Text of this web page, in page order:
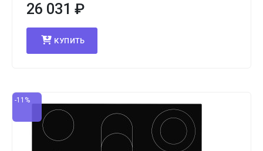
26 031 ₽
КУПИТЬ
-11%